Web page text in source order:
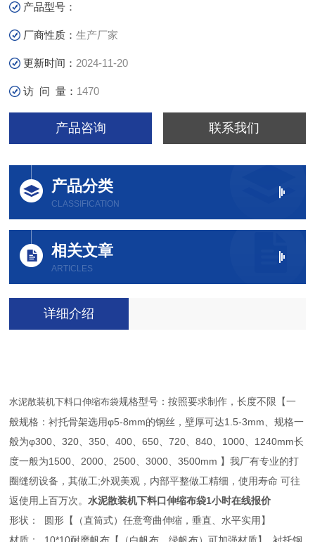
产品型号：
厂商性质：生产厂家
更新时间： 2024-11-20
访 问 量： 1470
产品咨询 联系我们
产品分类
CLASSIFICATION
相关文章
ARTICLES
详细介绍
水泥散装机下料口伸缩布袋规格型号：按照要求制作，长度不限【一
般规格：衬托骨架选用φ5-8mm的钢丝，壁厚可达1.5-3mm、规格一
般为φ300、320、350、400、650、720、840、1000、1240mm长
度一般为1500、2000、2500、3000、3500mm 】我厂有专业的打
圈缝纫设备，其做工;外观美观，内部平整做工精细，使用寿命 可往
返使用上百万次。水泥散装机下料口伸缩布袋1小时在线报价
形状： 圆形【（直筒式）任意弯曲伸缩，垂直、水平实用】